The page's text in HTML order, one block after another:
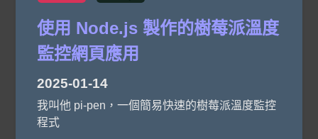
使用 Node.js 製作的樹莓派溫度
監控網頁應用
2025-01-14
我叫他 pi-pen，一個簡易快速的樹莓派溫度監控
程式